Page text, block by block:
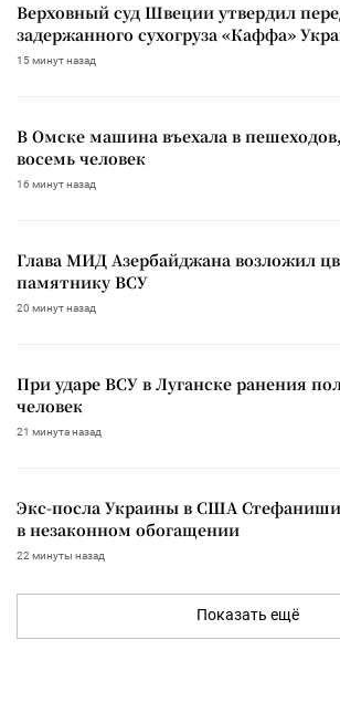
Верховный суд Швеции утвердил
задержанного сухогруза «Каффа»
15 минут назад
В Омске машина въехала в
восемь человек
16 минут назад
Глава МИД Азербайджана возложил
памятнику ВСУ
20 минут назад
При ударе ВСУ в Луганске ранения
человек
21 минута назад
Экс-посла Украины в США
в незаконном обогащении
22 минуты назад
Показать ещё